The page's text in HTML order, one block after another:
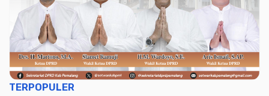
TERPOPULER